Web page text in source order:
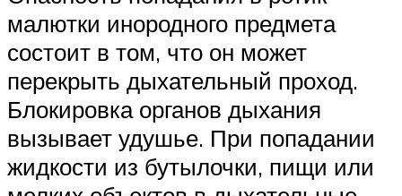
малютки инородного предмета
состоит в том, что он может
перекрыть дыхательный проход.
Блокировка органов дыхания
вызывает удушье. При попадании
жидкости из бутылочки, пищи или